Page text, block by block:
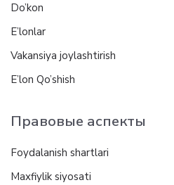
Do’kon
E’lonlar
Vakansiya joylashtirish
E’lon Qo’shish
Правовые аспекты
Foydalanish shartlari
Maxfiylik siyosati